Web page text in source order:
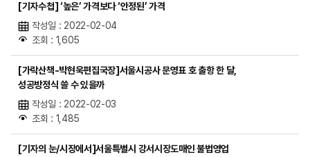
[기자수첩] ‘높은’ 가격보다 ‘안정된’ 가격
작성일 : 2022-02-04
조회 : 1,605
[가락산책-박현욱편집국장]서울시공사 문영표 호 출항 한 달,
성공방정식 쓸 수 있을까
작성일 : 2022-02-03
조회 : 1,485
[기자의 눈/시장에서]서울특별시 강서시장도매인 불법영업